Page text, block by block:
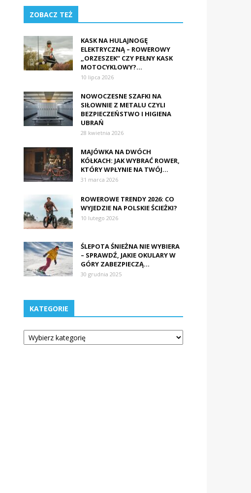
ZOBACZ TEŻ
KASK NA HULAJNOGĘ
ELEKTRYCZNĄ – ROWEROWY
„ORZESZEK” CZY PEŁNY KASK
MOTOCYKLOWY?...
10 lipca 2026
NOWOCZESNE SZAFKI NA
SIŁOWNIE Z METALU CZYLI
BEZPIECZEŃSTWO I HIGIENA
UBRAŃ
28 kwietnia 2026
MAJÓWKA NA DWÓCH
KÓŁKACH: JAK WYBRAĆ ROWER,
KTÓRY WPŁYNIE NA TWÓJ...
31 marca 2026
ROWEROWE TRENDY 2026: CO
WYJEDZIE NA POLSKIE ŚCIEŻKI?
10 lutego 2026
ŚLEPOTA ŚNIEŻNA NIE WYBIERA
– SPRAWDŹ, JAKIE OKULARY W
GÓRY ZABEZPIECZĄ...
30 grudnia 2025
KATEGORIE
Kategorie